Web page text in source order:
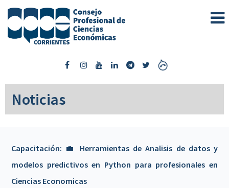
Noticias
Capacitación: 💼 Herramientas de Analisis de datos y
modelos predictivos en Python para profesionales en
Ciencias Economicas